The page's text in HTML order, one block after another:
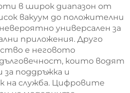
в широк диапазон от
вакуум до положителни
универсален за
приложения. Друго
е неговото
които водят
поддръжка и
на служба. Цифровите